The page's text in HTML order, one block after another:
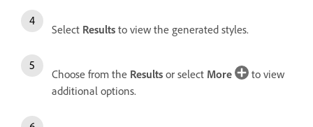
Select Results to view the generated styles.
Choose from the Results or select More
to view
additional options.